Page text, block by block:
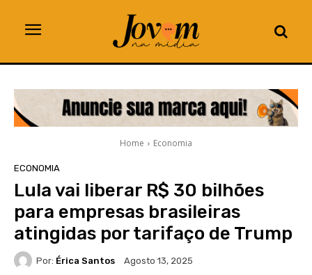
Home Economia
ECONOMIA
Lula vai liberar R$ 30 bilhões
para empresas brasileiras
atingidas por tarifaço de Trump
Por: Érica Santos Agosto 13, 2025